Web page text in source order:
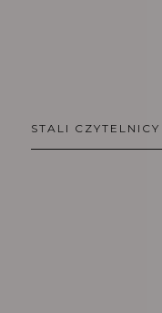
STALI CZYTELNICY